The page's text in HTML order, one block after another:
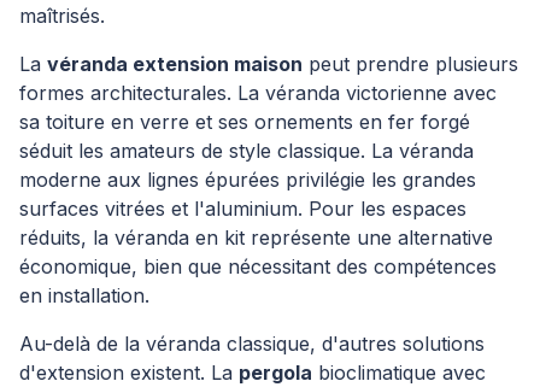
maîtrisés.
La véranda extension maison peut prendre plusieurs
formes architecturales. La véranda victorienne avec
sa toiture en verre et ses ornements en fer forgé
séduit les amateurs de style classique. La véranda
moderne aux lignes épurées privilégie les grandes
surfaces vitrées et l'aluminium. Pour les espaces
réduits, la véranda en kit représente une alternative
économique, bien que nécessitant des compétences
en installation.
Au-delà de la véranda classique, d'autres solutions
d'extension existent. La pergola bioclimatique avec